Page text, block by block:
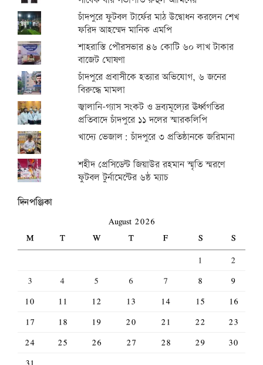
চাঁদপুরে ফুটবল টার্ফের মাঠ উদ্বোধন করলেন শেখ
ফরিদ আহম্মেদ মানিক এমপি
শাহরাস্তি পৌরসভার ৪৬ কোটি ৬০ লাখ টাকার
বাজেট ঘোষণা
চাঁদপুরে প্রবাসীকে হত্যার অভিযোগ, ৬ জনের
বিরুদ্ধে মামলা
জ্বালানি-গ্যাস সংকট ও দ্রব্যমূল্যের ঊর্ধ্বগতির
প্রতিবাদে চাঁদপুরে ১১ দলের স্মারকলিপি
খাদ্যে ভেজাল: চাঁদপুরে ৩ প্রতিষ্ঠানকে জরিমানা
শহীদ প্রেসিডেন্ট জিয়াউর রহমান স্মৃতি স্মরণে
ফুটবল টুর্নামেন্টের ৬ষ্ঠ ম্যাচ
দিনপঞ্জিকা
August 2026
M
T W T F S
S
1
2
3
4 5 6 7 8
9
10
11 12 13 14 15
16
17
18 19 20 21 22
23
24
25 26 27 28 29
30